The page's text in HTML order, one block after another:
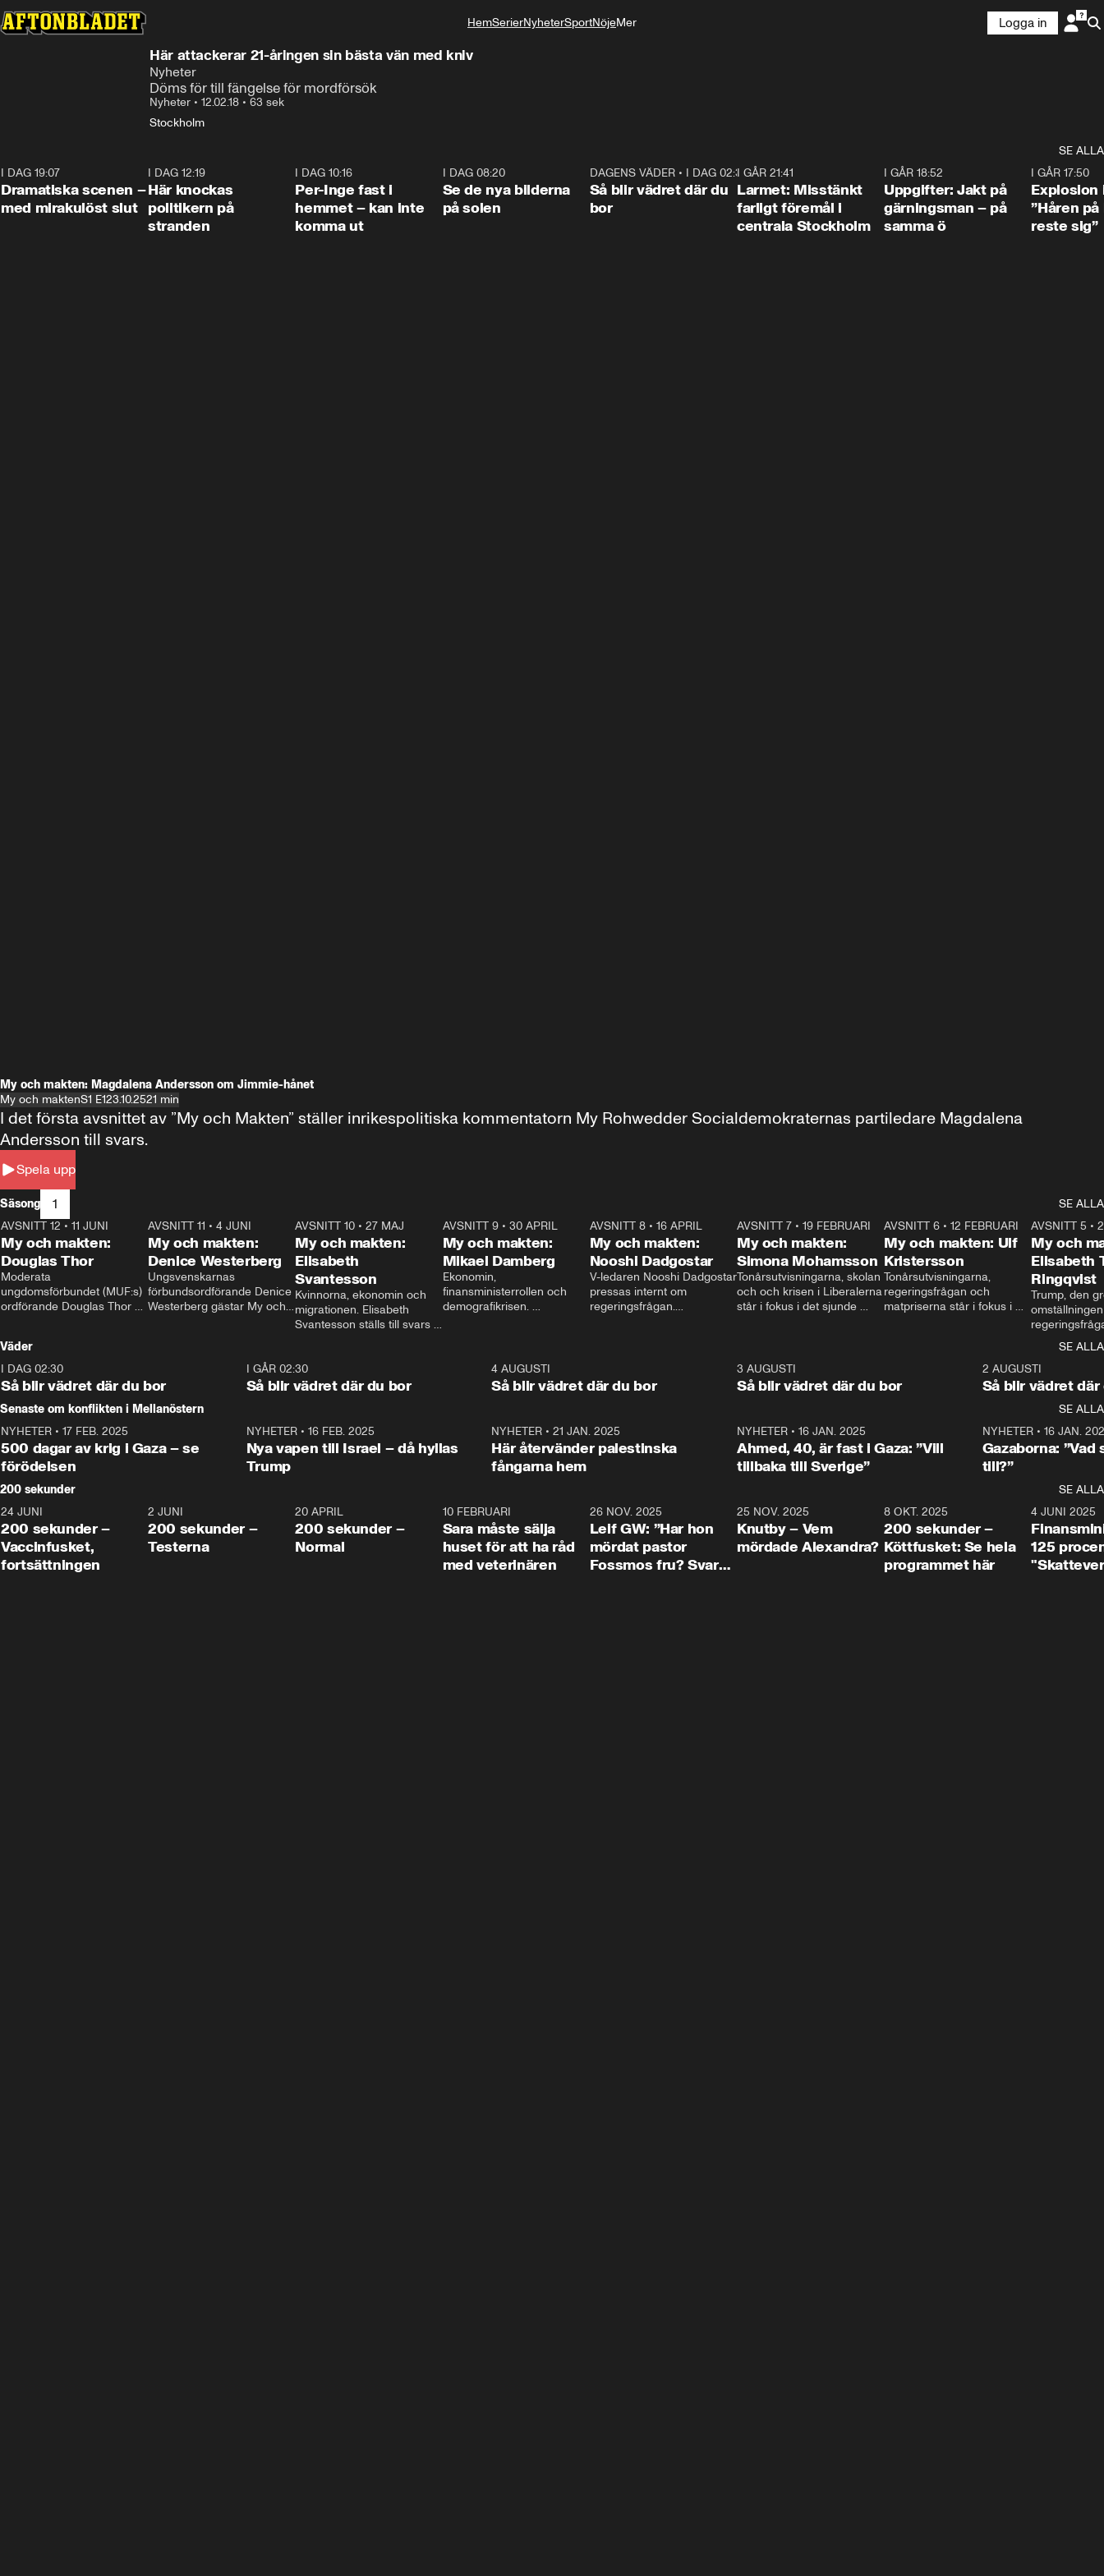
HemSerierNyheterSportNöjeMer
Logga in
Här attackerar 21-åringen sin bästa vän med kniv
Nyheter
Döms för till fängelse för mordförsök
Nyheter • 12.02.18 • 63 sek
Stockholm
SE ALLA
I DAG 19:07
Dramatiska scenen –
med mirakulöst slut
I DAG 12:19
Här knockas
politikern på
stranden
I DAG 10:16
Per-Inge fast i
hemmet – kan inte
komma ut
I DAG 08:20
Se de nya bilderna
på solen
1:06
DAGENS VÄDER• I DAG 02:30
Så blir vädret där du
bor
I GÅR 21:41
Larmet: Misstänkt
farligt föremål i
centrala Stockholm
I GÅR 18:52
Uppgifter: Jakt på
gärningsman – på
samma ö
I GÅR 17:50
Explosion
”Håren
reste sig”
My och makten: Magdalena Andersson om Jimmie-hånet
My och maktenS1 E123.10.2521 min
Spela upp
I det första avsnittet av ”My och Makten” ställer inrikespolitiska kommentatorn My Rohwedder Socialdemokraternas partiledare Magdalena
Andersson till svars.
Säsong 1
SE ALLA
26:27
AVSNITT 12 • 11 JUNI
My och makten:
Douglas Thor
Moderata
ungdomsförbundet (MUF:s)
ordförande Douglas Thor
tonårsutvisningarna och hur
Moderaterna ska locka
väljare till valet i höst.
23:40
AVSNITT 11 •4 JUNI
My och makten:
Denice Westerberg
Ungsvenskarnas
förbundsordförande Denice
Westerberg gästar My och
AVSNITT 10 •27 MAJ
My och makten:
Elisabeth
Svantesson
Kvinnorna, ekonomin och
migrationen. Elisabeth
Svantesson ställs till svars
AVSNITT 9• 30 APRIL
My och makten:
Mikael Damberg
Ekonomin,
finansministerrollen och
demografikrisen.
och Makten.
AVSNITT 8• 16 APRIL
My och makten:
Nooshi Dadgostar
V-ledaren Nooshi Dadgostar
pressas internt om
regeringsfrågan.
– Vi ställer upp i val. Ska vi
vara med så sitter vi förstås
24:30
AVSNITT 7• 19 FEBRUARI
My och makten:
Simona Mohamsson
Tonårsutvisningarna, skolan
och och krisen i Liberalerna
står i fokus i det sjunde
kommentator My
Rohwedder ställer
utbildnings- och
Mohamsson till svars.
27:30
AVSNITT 6 •12 FEBRUARI
My och makten: Ulf
Kristersson
Tonårsutvisningarna,
regeringsfrågan och
matpriserna står i fokus i
Rohwedder ställer
statsminister Ulf Kristersson
AVSNITT 5 •
My och
Elisabeth
Ringqvist
Trump, den
centrum i
avsnittet av
Makten”. Se
Aftonbladets
Rohwedder
Thand Ring
Väder
SE ALLA
I DAG 02:30
Så blir vädret där du bor
1:06
I GÅR 02:30
Så blir vädret där du bor
4 AUGUSTI
Så blir vädret där du bor
3 AUGUSTI
Så blir vädret där du bor
2 AUGUSTI
Så blir vädret där
Senaste om konflikten i Mellanöstern
SE ALLA
NYHETER • 17 FEB. 2025
500 dagar av krig i Gaza – se
förödelsen
NYHETER• 16 FEB. 2025
Nya vapen till Israel – då hyllas
Trump
NYHETER •21 JAN. 2025
Här återvänder palestinska
fångarna hem
NYHETER• 16 JAN. 2025
Ahmed, 40, är fast i Gaza: ”Vill
tillbaka till Sverige”
NYHETER• 16 JAN.
Gazaborna:
till?”
200 sekunder
SE ALLA
5:00
24 JUNI
200 sekunder –
Vaccinfusket,
fortsättningen
4:23
2 JUNI
200 sekunder –
Testerna
20 APRIL
200 sekunder –
Normal
10 FEBRUARI
Sara måste sälja
huset för att ha råd
med veterinären
26 NOV. 2025
Leif GW: ”Har hon
mördat pastor
Fossmos fru? Svar
31:05
25 NOV. 2025
Knutby – Vem
mördade Alexandra?
4:29
8 OKT. 2025
200 sekunder –
Köttfusket: Se hela
programmet här
4 JUNI 2025
125